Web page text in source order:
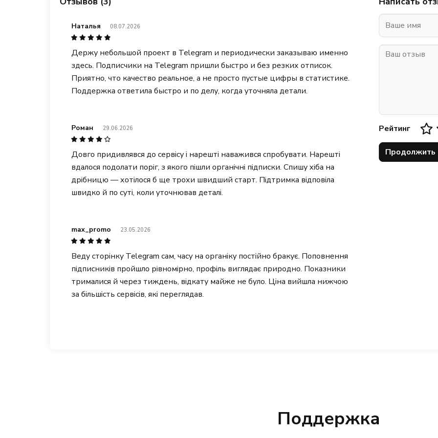
Наталья 08.07.2026
Держу небольшой проект в Telegram и периодически заказываю именно
здесь. Подписчики на Telegram пришли быстро и без резких отписок.
Приятно, что качество реальное, а не просто пустые цифры в статистике.
Поддержка ответила быстро и по делу, когда уточняла детали.
Роман 29.06.2026
Довго придивлявся до сервісу і нарешті наважився спробувати. Нарешті
вдалося подолати поріг, з якого пішли органічні підписки. Спишу хіба на
дрібницю — хотілося б ще трохи швидший старт. Підтримка відповіла
швидко й по суті, коли уточнював деталі.
max_promo 23.05.2026
Веду сторінку Telegram сам, часу на органіку постійно бракує. Поповнення
підписників пройшло рівномірно, профіль виглядає природно. Показники
трималися й через тиждень, відкату майже не було. Ціна вийшла нижчою
за більшість сервісів, які переглядав.
Рейтинг
Продолжить
Поддержка